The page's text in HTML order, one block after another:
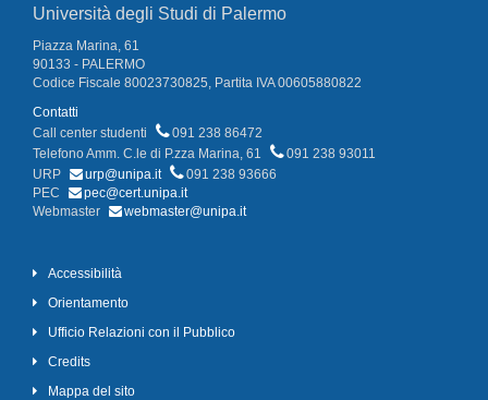
Università degli Studi di Palermo
Piazza Marina, 61
90133 - PALERMO
Codice Fiscale 80023730825, Partita IVA 00605880822
Contatti
Call center studenti
091 238 86472
Telefono Amm. C.le di P.zza Marina, 61
091 238 93011
URP
urp@unipa.it
091 238 93666
PEC
pec@cert.unipa.it
Webmaster
webmaster@unipa.it
Accessibilità
Orientamento
Ufficio Relazioni con il Pubblico
Credits
Mappa del sito